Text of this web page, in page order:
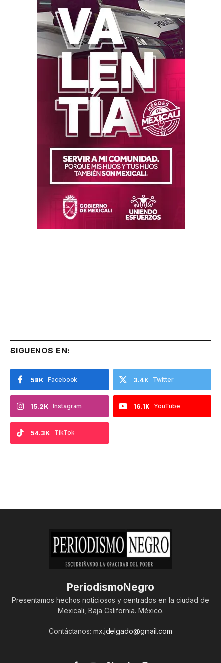
SIGUENOS EN:
Facebook
58K Twitter
3.4K
Instagram
15.2K YouTube
16.1K
TikTok
54.3K
PeriodismoNegro
Presentamos hechos noticiosos y centrados en la ciudad de
Mexicali, Baja California. México.
Contáctanos: mx.jdelgado@gmail.com